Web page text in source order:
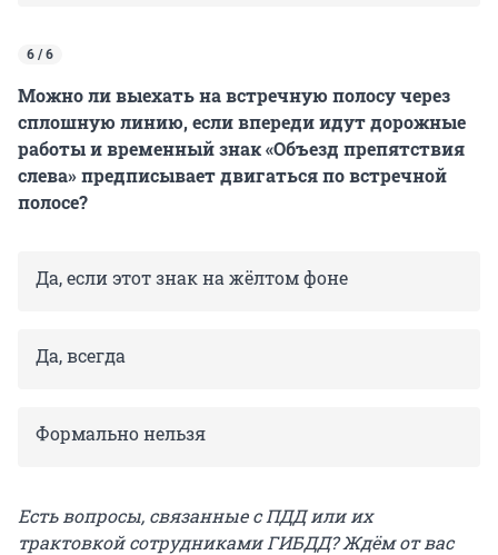
6 / 6
Можно ли выехать на встречную полосу через
сплошную линию, если впереди идут дорожные
работы и временный знак «Объезд препятствия
слева» предписывает двигаться по встречной
полосе?
Да, если этот знак на жёлтом фоне
Да, всегда
Формально нельзя
Есть вопросы, связанные с ПДД или их
трактовкой сотрудниками ГИБДД? Ждём от вас